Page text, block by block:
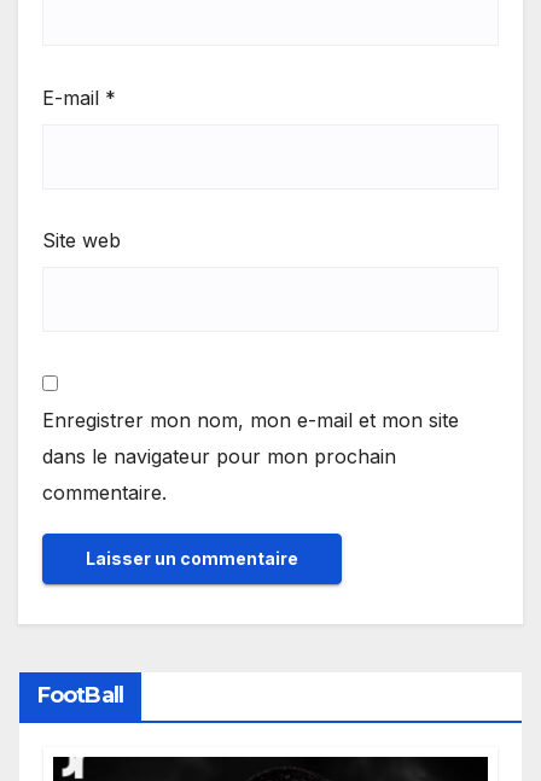
E-mail *
Site web
Enregistrer mon nom, mon e-mail et mon site
dans le navigateur pour mon prochain
commentaire.
FootBall